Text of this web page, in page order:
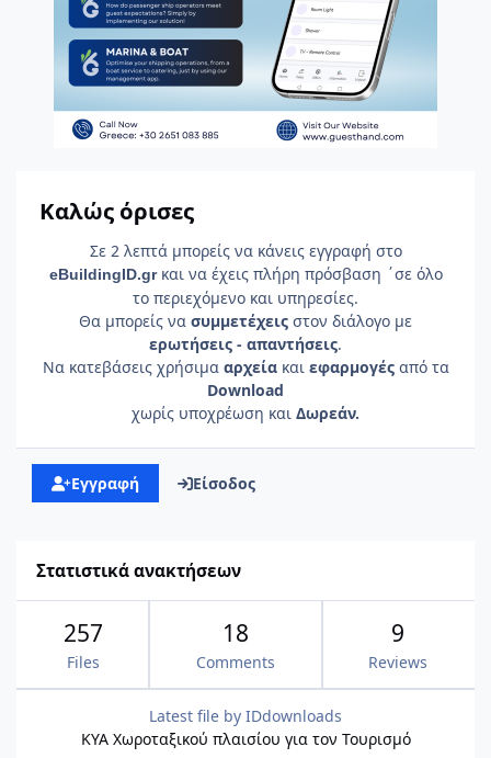
Καλώς όρισες
Σε 2 λεπτά μπορείς να κάνεις εγγραφή στο
eBuildingID.gr και να έχεις πλήρη πρόσβαση ΄σε όλο
το περιεχόμενο και υπηρεσίες.
Θα μπορείς να συμμετέχεις στον διάλογο με
ερωτήσεις - απαντήσεις.
Να κατεβάσεις χρήσιμα αρχείακαι εφαρμογέςαπό τα
Download
χωρίς υποχρέωση και Δωρεάν.
Εγγραφή Είσοδος
Στατιστικά ανακτήσεων
257
Files
18
Comments
9
Reviews
Latest file by IDdownloads
ΚΥΑ Χωροταξικού πλαισίου για τον Τουρισμό